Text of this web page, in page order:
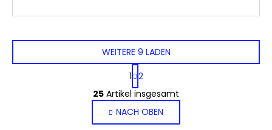
S
t
e
WEITERE 9 LADEN
P
a
g
i
n
i
1 2
25 Artikel insgesamt
NACH OBEN